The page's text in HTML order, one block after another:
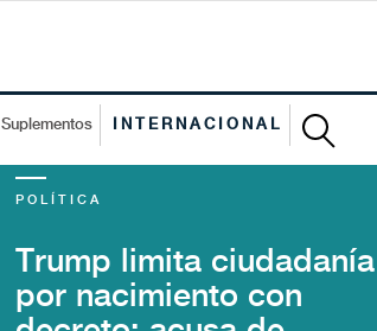
Suplementos INTERNACIONAL
POLÍTICA
Trump limita ciudadanía
por nacimiento con